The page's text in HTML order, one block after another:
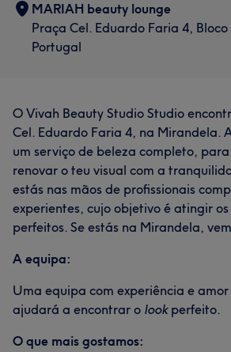
MARIAH beauty lounge
Praça Cel. Eduardo Faria 4,
Portugal
O Vivah Beauty Studio Studio
Cel. Eduardo Faria 4, na Mirandela.
um serviço de beleza completo,
renovar o teu visual com a
estás nas mãos de profissionais
experientes, cujo objetivo é atingir
perfeitos. Se estás na Mirandela,
A equipa:
Uma equipa com experiência e
ajudará a encontrar o lookperfeito.
O que mais gostamos: